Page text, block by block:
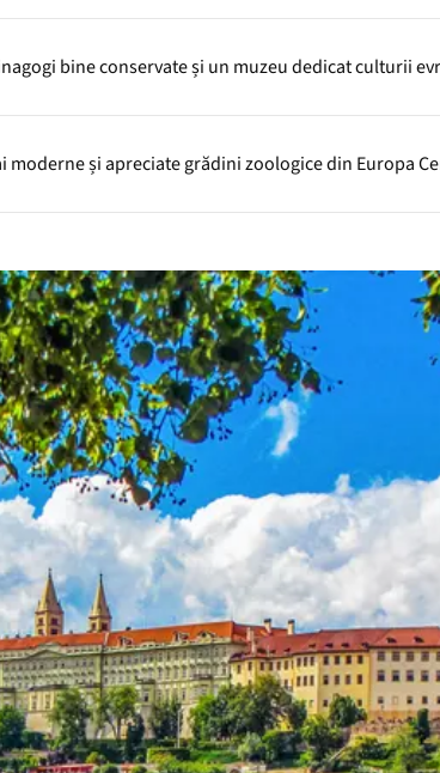
bine conservate și un muzeu dedicat culturii
moderne și apreciate grădini zoologice din Europa